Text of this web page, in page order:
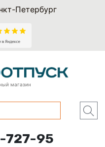
Петербург
магазин
727-95